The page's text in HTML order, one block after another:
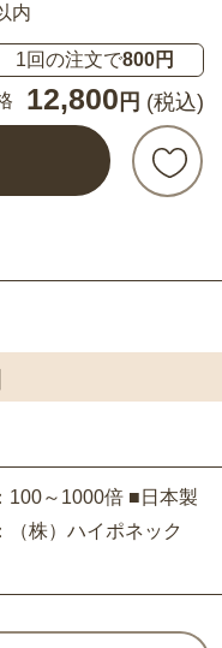
内
1回の注文で800円
12,800 円 (税込)
100～1000倍 ■日本製
（株）ハイポネック